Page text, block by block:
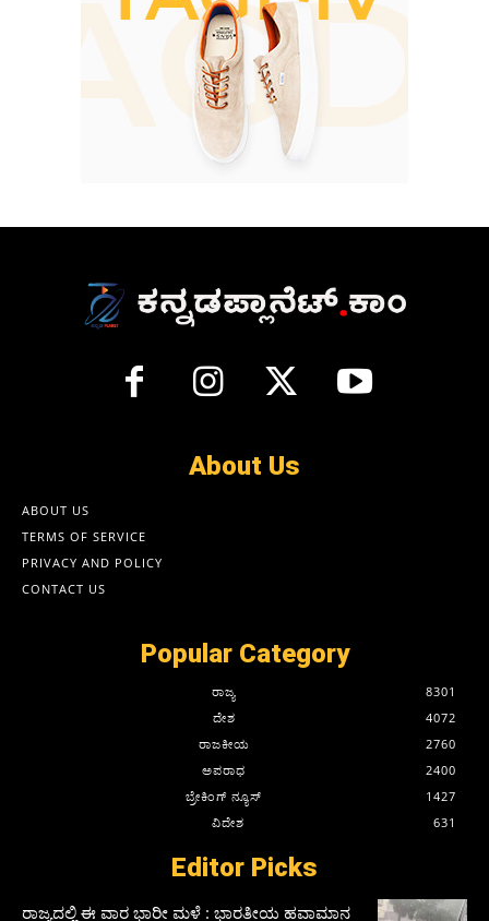
About Us
ABOUT US
TERMS OF SERVICE
PRIVACY AND POLICY
CONTACT US
Popular Category
ರಾಜ್ಯ
8301
ದೇಶ
4072
ರಾಜಕೀಯ
2760
ಅಪರಾಧ
2400
ಬ್ರೇಕಿಂಗ್ ನ್ಯೂಸ್
1427
ವಿದೇಶ
631
Editor Picks
ರಾಜ್ಯದಲ್ಲಿ ಈ ವಾರ ಭಾರೀ ಮಳೆ : ಭಾರತೀಯ ಹವಾಮಾನ